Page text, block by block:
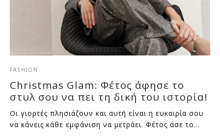
FASHION
Christmas Glam: Φέτος άφησε το
στυλ σου να πει τη δική του ιστορία!
Οι γιορτές πλησιάζουν και αυτή είναι η ευκαιρία σου
να κάνεις κάθε εμφάνιση να μετράει. Φέτος άσε το…